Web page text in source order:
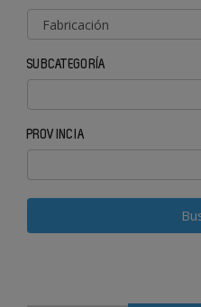
SUBCATEGORÍA
PROVINCIA